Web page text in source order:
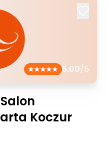
5.00/5
Koczur